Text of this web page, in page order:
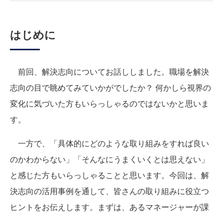
はじめに
前回、解決志向についてお話ししました。職場を解決
志向の目で眺めてみていかがでしたか？ 何かしら視界の
変化に気づいた方もいらっしゃるのではないかと思いま
す。
一方で、「具体的にどのような取り組みをすれば良い
のかわからない」「そんなにうまくいくとは思えない」
と感じた方もいらっしゃることと思います。今回は、解
決志向の活用事例を通して、皆さんの取り組みに役立つ
ヒントをお伝えします。まずは、あるマネージャーが課